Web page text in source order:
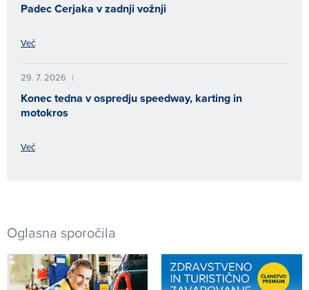
Padec Cerjaka v zadnji vožnji
Več
29. 7. 2026 |
Konec tedna v ospredju speedway, karting in
motokros
Več
Oglasna sporočila